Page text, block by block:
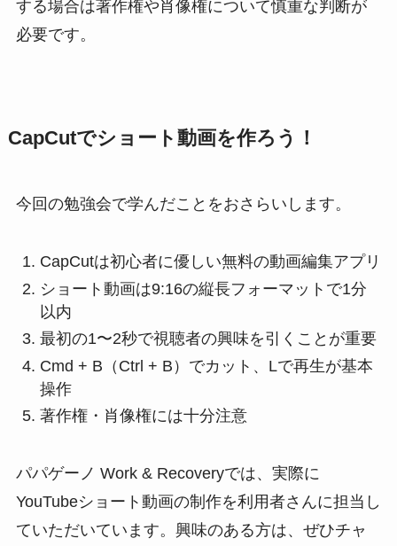
する場合は著作権や肖像権について慎重な判断が
必要です。
CapCutでショート動画を作ろう！
今回の勉強会で学んだことをおさらいします。
CapCutは初心者に優しい無料の動画編集アプリ
ショート動画は9:16の縦長フォーマットで1分
以内
最初の1〜2秒で視聴者の興味を引くことが重要
Cmd + B（Ctrl + B）でカット、Lで再生が基本
操作
著作権・肖像権には十分注意
パパゲーノ Work & Recoveryでは、実際に
YouTubeショート動画の制作を利用者さんに担当し
ていただいています。興味のある方は、ぜひチャ